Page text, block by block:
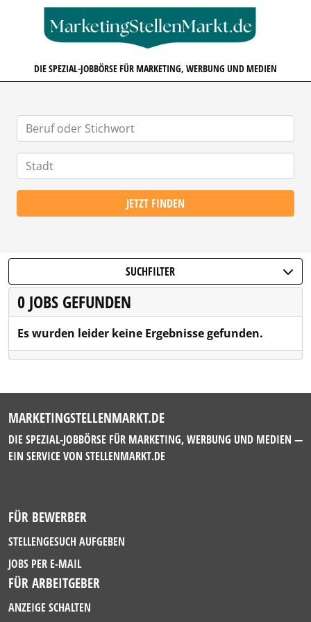
DIE SPEZIAL-JOBBÖRSE FÜR MARKETING, WERBUNG UND MEDIEN
JETZT FINDEN
SUCHFILTER
0 JOBS GEFUNDEN
Es wurden leider keine Ergebnisse gefunden.
MARKETINGSTELLENMARKT.DE
DIE SPEZIAL-JOBBÖRSE FÜR MARKETING, WERBUNG UND MEDIEN —
EIN SERVICE VON STELLENMARKT.DE
FÜR BEWERBER
STELLENGESUCH AUFGEBEN
JOBS PER E-MAIL
FÜR ARBEITGEBER
ANZEIGE SCHALTEN